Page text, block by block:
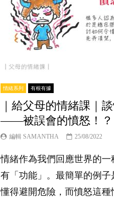
情緒系列 有根有據
｜給父母的情緒課｜
——被誤會的憤怒！？
編輯 SAMANTHA 25/08/2022
情緒作為我們回應世界的一
有「功能」。最簡單的例子
懂得避開危險，而憤怒這種